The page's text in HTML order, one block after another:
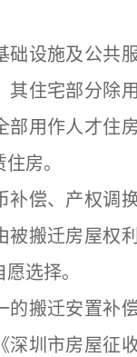
础设施及公共
其住宅部分除
部用作人才住
房。
补偿、产权调
被搬迁房屋权
选择。
的搬迁安置补
深圳市房屋征